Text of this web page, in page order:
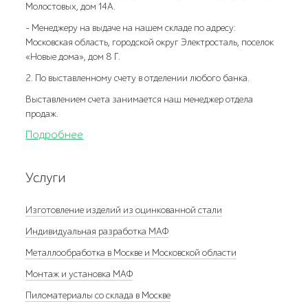
Молостовых, дом 14А.
- Менеджеру на выдаче на нашем складе по адресу:
Московская область, городской округ Электросталь, поселок
«Новые дома», дом 8 Г.
2. По выставленному счету в отделении любого банка.
Выставлением счета занимается наш менеджер отдела
продаж.
Подробнее
Услуги
Изготовление изделий из оцинкованной стали
Индивидуальная разработка МАФ
Металлообработка в Москве и Московской области
Монтаж и установка МАФ
Пиломатериалы со склада в Москве